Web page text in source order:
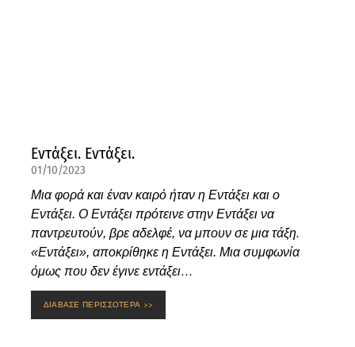
Εντάξει. Εντάξει.
01/10/2023
Μια φορά και έναν καιρό ήταν η Εντάξει και ο
Εντάξει. Ο Εντάξει πρότεινε στην Εντάξει να
παντρευτούν, βρε αδελφέ, να μπουν σε μια τάξη.
«Εντάξει», αποκρίθηκε η Εντάξει. Μια συμφωνία
όμως που δεν έγινε εντάξει…
ΔΙΑΒΑΣΕ ΠΕΡΙΣΣΟΤΕΡΑ >>